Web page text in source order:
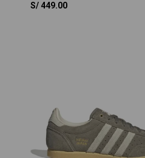
S/ 449.00